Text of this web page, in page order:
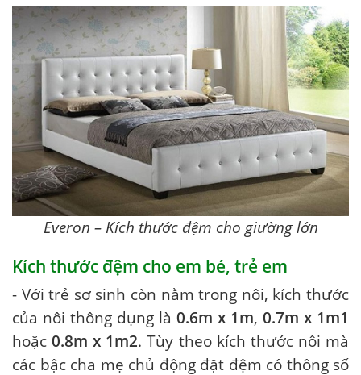
Everon – Kích thước đệm cho giường lớn
Kích thước đệm cho em bé, trẻ em
- Với trẻ sơ sinh còn nằm trong nôi, kích thước
của nôi thông dụng là 0.6m x 1m, 0.7m x 1m1
hoặc0.8m x 1m2. Tùy theo kích thước nôi mà
các bậc cha mẹ chủ động đặt đệm có thông số